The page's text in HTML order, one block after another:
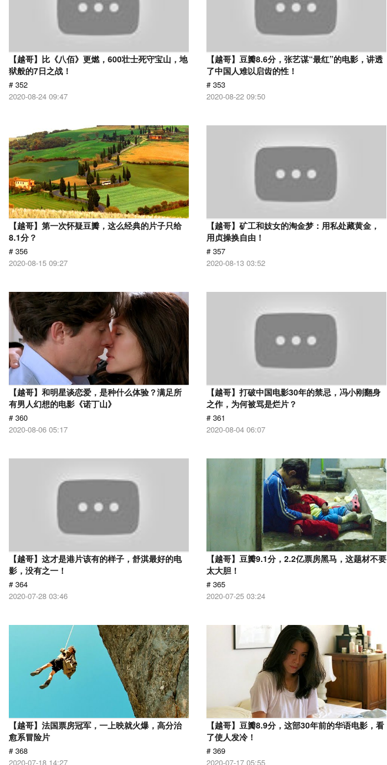
【越哥】比《八佰》更燃，600壮士死守宝山，地
狱般的7日之战！
# 352
2020-08-24 09:47
【越哥】豆瓣8.6分，张艺谋“最红”的电影，讲透
了中国人难以启齿的性！
# 353
2020-08-22 09:50
【越哥】第一次怀疑豆瓣，这么经典的片子只给
8.1分？
# 356
2020-08-15 09:27
【越哥】矿工和妓女的淘金梦：用私处藏黄金，
用贞操换自由！
# 357
2020-08-13 03:52
【越哥】和明星谈恋爱，是种什么体验？满足所
有男人幻想的电影《诺丁山》
# 360
2020-08-06 05:17
【越哥】打破中国电影30年的禁忌，冯小刚翻身
之作，为何被骂是烂片？
# 361
2020-08-04 06:07
【越哥】这才是港片该有的样子，舒淇最好的电
影，没有之一！
# 364
2020-07-28 03:46
【越哥】豆瓣9.1分，2.2亿票房黑马，这题材不要
太大胆！
# 365
2020-07-25 03:24
【越哥】法国票房冠军，一上映就火爆，高分治
愈系冒险片
# 368
2020-07-18 14:27
【越哥】豆瓣8.9分，这部30年前的华语电影，看
了使人发冷！
# 369
2020-07-17 05:55